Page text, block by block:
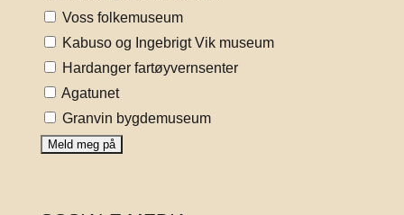
Voss folkemuseum
Kabuso og Ingebrigt Vik museum
Hardanger fartøyvernsenter
Agatunet
Granvin bygdemuseum